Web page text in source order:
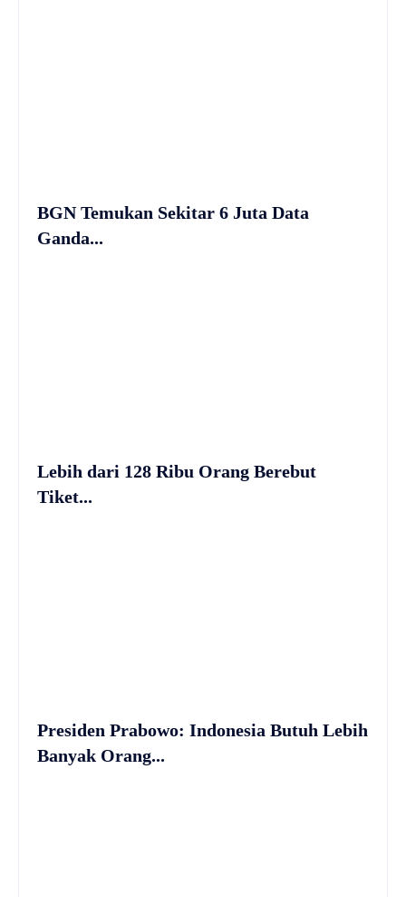
BGN Temukan Sekitar 6 Juta Data
Ganda...
Lebih dari 128 Ribu Orang Berebut
Tiket...
Presiden Prabowo: Indonesia Butuh Lebih
Banyak Orang...